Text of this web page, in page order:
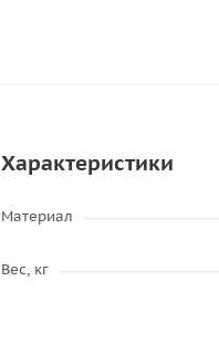
Характеристики
Материал
Вес, кг